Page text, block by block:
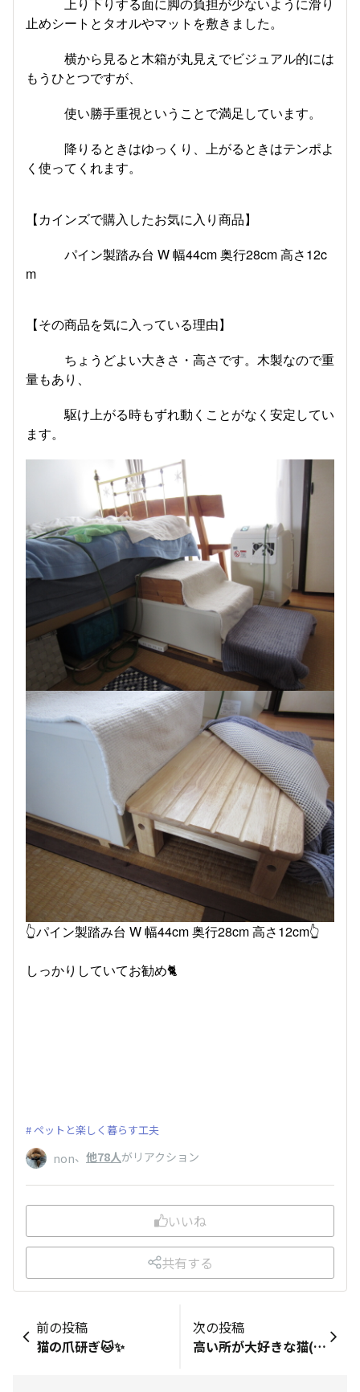
止めシートとタオルやマットを敷きました。
横から見ると木箱が丸見えでビジュアル的には
もうひとつですが、
使い勝手重視ということで満足しています。
降りるときはゆっくり、上がるときはテンポよ
く使ってくれます。
【カインズで購入したお気に入り商品】
パイン製踏み台 W 幅44cm 奥行28cm 高さ12c
m
【その商品を気に入っている理由】
ちょうどよい大きさ・高さです。木製なので重
量もあり、
駆け上がる時もずれ動くことがなく安定してい
ます。
👆パイン製踏み台 W 幅44cm 奥行28cm 高さ12cm👆
しっかりしていてお勧め🐈
ペットと楽しく暮らす工夫
non、 他78人がリアクション
いいね
共有する
前の投稿
猫の爪研ぎ🐱✨
次の投稿
高い所が大好きな猫(タマ)の居場所